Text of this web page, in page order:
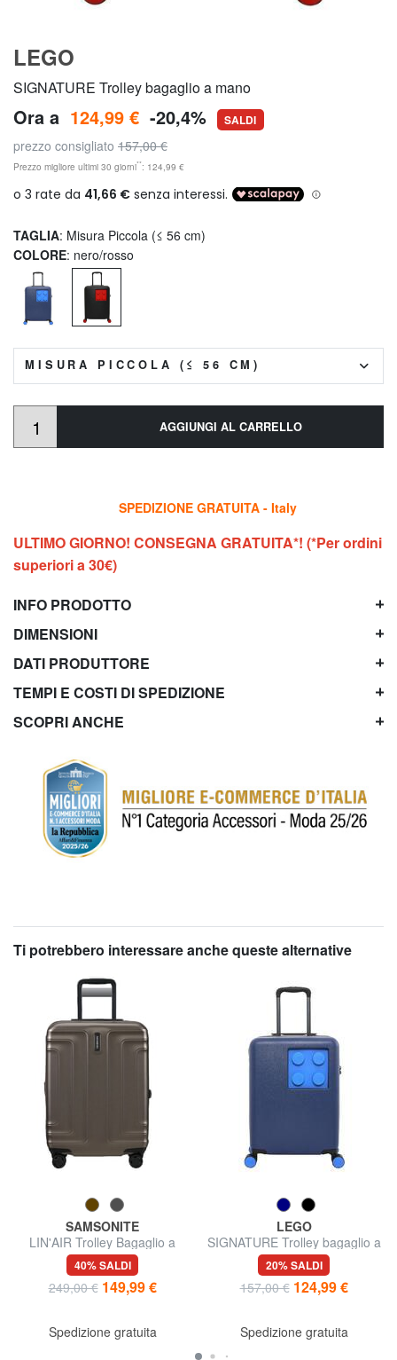
LEGO
SIGNATURE Trolley bagaglio a mano
Ora a 124,99 € -20,4% SALDI
prezzo consigliato 157,00 €
Prezzo migliore ultimi 30 giorni**: 124,99 €
TAGLIA: Misura Piccola (≤ 56 cm)
COLORE: nero/rosso
MISURA PICCOLA (≤ 56 CM)
AGGIUNGI AL CARRELLO
SPEDIZIONE GRATUITA - Italy
ULTIMO GIORNO! CONSEGNA GRATUITA*! (*Per ordini
superiori a 30€)
INFO PRODOTTO
DIMENSIONI
DATI PRODUTTORE
TEMPI E COSTI DI SPEDIZIONE
SCOPRI ANCHE
Ti potrebbero interessare anche queste alternative
SAMSONITE
LIN'AIR Trolley Bagaglio a
Mano espandibile
40% SALDI
249,00 € 149,99 €
Spedizione gratuita
LEGO
SIGNATURE Trolley bagaglio a
mano
20% SALDI
157,00 € 124,99 €
Spedizione gratuita